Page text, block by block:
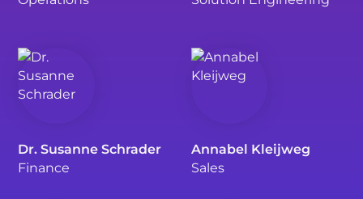
Dr. Susanne Schrader
Finance
Annabel Kleijweg
Sales